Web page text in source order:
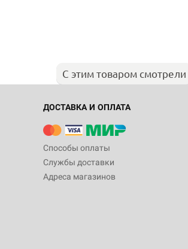
С этим товаром смотрели
ДОСТАВКА И ОПЛАТА
Способы оплаты
Службы доставки
Адреса магазинов